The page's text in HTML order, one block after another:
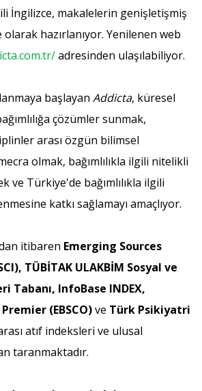
İngilizce, makalelerin genişletişmiş
hazırlanıyor. Yenilenen web
adresinden ulaşılabiliyor.
başlayan Addicta, küresel
çözümler sunmak,
arası özgün bilimsel
olmak, bağımlılıkla ilgili nitelikli
ve Türkiye'de bağımlılıkla ilgili
katkı sağlamayı amaçlıyor.
itibaren Emerging Sources
TÜBİTAK ULAKBİM Sosyal ve
Tabanı, InfoBase INDEX,
(EBSCO)ve Türk Psikiyatri
atıf indeksleri ve ulusal
taranmaktadır.